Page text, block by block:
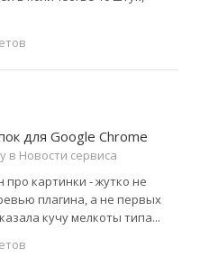
для Google Chrome
в Новости сервиса
про картинки - жутко не
плагина, а не первых
кучу мелкоты типа...